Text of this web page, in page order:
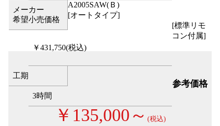
メーカー
希望小売価格
￥431,750(税込)
工期
3時間
A2005SAW(Ｂ)
[オートタイプ]
[標準リモ
コン付属]
参考価格
￥135,000～ (税込)